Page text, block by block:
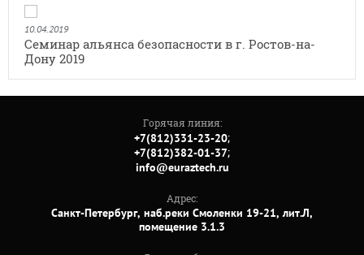
10.04.2019
Семинар альянса безопасности в г. Ростов-на-
Дону 2019
Горячая линия:
+7(812)331-23-20;
+7(812)382-01-37;
info@euraztech.ru
Адрес:
Санкт-Петербург, наб.реки Смоленки 19-21, лит.Л,
помещение 3.1.3